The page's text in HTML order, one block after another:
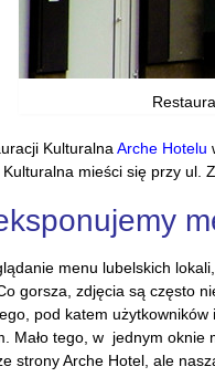
Kulturalna Arche Hotelu
mieści się przy ul.
menu lubelskich
gorsza, zdjęcia są często
pod katem
Mało tego, w jednym
strony Arche Hotel, ale